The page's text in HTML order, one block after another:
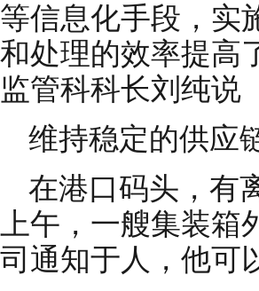
等信息化手段，实
和处理的效率提高
监管科科长刘纯说
维持稳定的供应
在港口码头，有
上午，一艘集装
司通知于人，他可